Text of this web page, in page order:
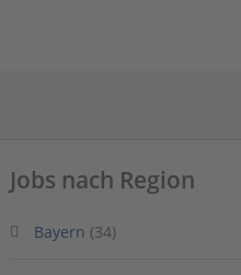
Jobs nach Region
Bayern (34)